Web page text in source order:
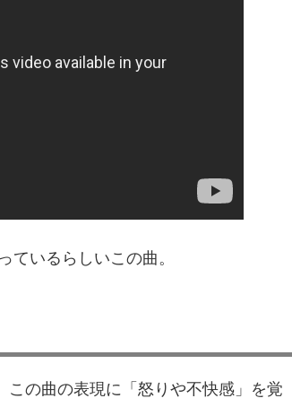
ているらしいこの曲。
の曲の表現に「怒りや不快感」を覚